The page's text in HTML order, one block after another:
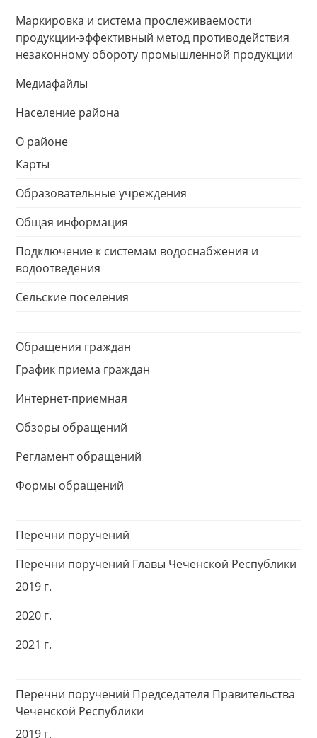
Маркировка и система прослеживаемости
продукции-эффективный метод противодействия
незаконному обороту промышленной продукции
Медиафайлы
Население района
О районе
Карты
Образовательные учреждения
Общая информация
Подключение к системам водоснабжения и
водоотведения
Сельские поселения
Обращения граждан
График приема граждан
Интернет-приемная
Обзоры обращений
Регламент обращений
Формы обращений
Перечни поручений
Перечни поручений Главы Чеченской Республики
2019 г.
2020 г.
2021 г.
Перечни поручений Председателя Правительства
Чеченской Республики
2019 г.